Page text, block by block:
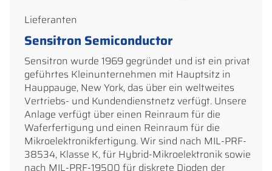
Lieferanten
Sensitron Semiconductor
Sensitron wurde 1969 gegründet und ist ein privat
geführtes Kleinunternehmen mit Hauptsitz in
Hauppauge, New York, das über ein weltweites
Vertriebs- und Kundendienstnetz verfügt. Unsere
Anlage verfügt über einen Reinraum für die
Waferfertigung und einen Reinraum für die
Mikroelektronikfertigung. Wir sind nach MIL-PRF-
38534, Klasse K, für Hybrid-Mikroelektronik sowie
nach MIL-PRF-19500 für diskrete Dioden der